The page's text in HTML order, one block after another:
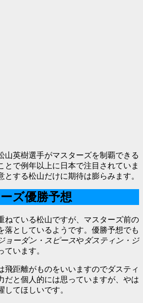
山英樹選手がマスターズを制覇できる
とで例年以上に日本で注目されていま
とする松山だけに期待は膨らみます。
ズ優勝予想
ねている松山ですが、マスターズ前の
落としているようです。優勝予想でも
ョーダン・スピースやダスティン・ジ
ています。
飛距離がものをいいますのでダスティ
だと個人的には思っていますが、やは
してほしいです。